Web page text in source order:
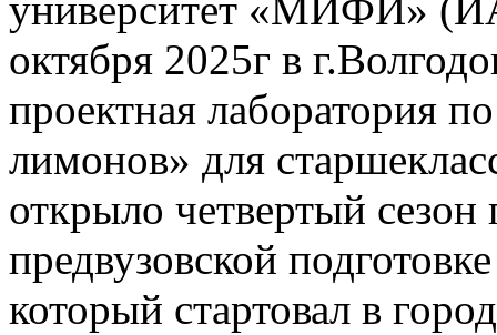
октября 2025г в
проектная лаборатория
лимонов» для
открыло четвертый
предвузовской
который стартовал в